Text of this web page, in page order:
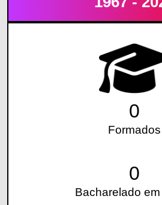
0
Formados
0
Bacharelado